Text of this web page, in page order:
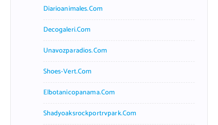
Diarioanimales.com
Decogaleri.com
Unavozparadios.com
Shoes-Vert.com
Elbotanicopanama.com
Shadyoaksrockportrvpark.com